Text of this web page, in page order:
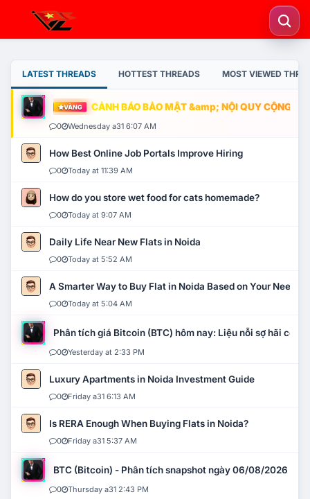
LATEST THREADS HOTTEST THREADS MOST VIEWED
VÀNG CẢNH BÁO BẢO MẬT &amp; NỘI QUY CỘNG
0 Wednesday a31 6:07 AM
How Best Online Job Portals Improve Hiring
0 Today at 11:39 AM
How do you store wet food for cats homemade?
0 Today at 9:07 AM
Daily Life Near New Flats in Noida
0 Today at 5:52 AM
A Smarter Way to Buy Flat in Noida Based on Your Needs
0 Today at 5:04 AM
Phân tích giá Bitcoin (BTC) hôm nay: Liệu nỗi sợ hãi có
0 Yesterday at 2:33 PM
Luxury Apartments in Noida Investment Guide
0 Friday a31 6:13 AM
Is RERA Enough When Buying Flats in Noida?
0 Friday a31 5:37 AM
BTC (Bitcoin) - Phân tích snapshot ngày 06/08/2026
0 Thursday a31 2:43 PM